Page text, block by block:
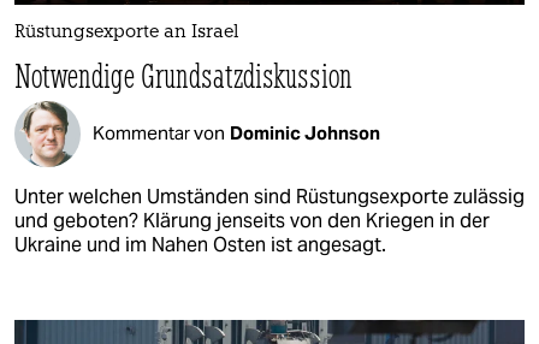
Rüstungsexporte an Israel
Notwendige Grundsatzdiskussion
Kommentar von Dominic Johnson
Unter welchen Umständen sind Rüstungsexporte zulässig
und geboten? Klärung jenseits von den Kriegen in der
Ukraine und im Nahen Osten ist angesagt.